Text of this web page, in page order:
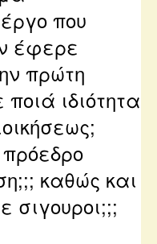
που
έφερε
πρώτη
ιδιότητα
καθώς και
σιγουροι;;;